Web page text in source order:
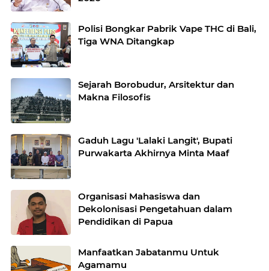
Polisi Bongkar Pabrik Vape THC di Bali,
Tiga WNA Ditangkap
Sejarah Borobudur, Arsitektur dan
Makna Filosofis
Gaduh Lagu 'Lalaki Langit', Bupati
Purwakarta Akhirnya Minta Maaf
Organisasi Mahasiswa dan
Dekolonisasi Pengetahuan dalam
Pendidikan di Papua
Manfaatkan Jabatanmu Untuk
Agamamu